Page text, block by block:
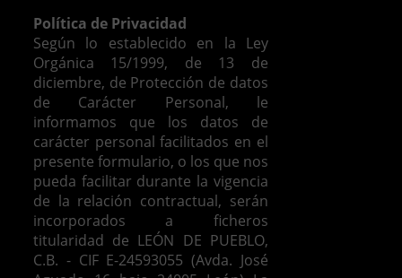
Política de Privacidad
Según lo establecido en la Ley
Orgánica 15/1999, de 13 de
diciembre, de Protección de datos
de Carácter Personal, le
informamos que los datos de
carácter personal facilitados en el
presente formulario, o los que nos
pueda facilitar durante la vigencia
de la relación contractual, serán
incorporados a ficheros
titularidad de LEÓN DE PUEBLO,
C.B. - CIF E-24593055 (Avda. José